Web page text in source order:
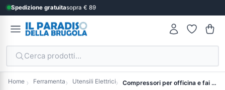
Spedizione gratuitasopra € 89
Cerca prodotti...
Home Ferramenta Utensili Elettrici Compressori per officina e fai da te